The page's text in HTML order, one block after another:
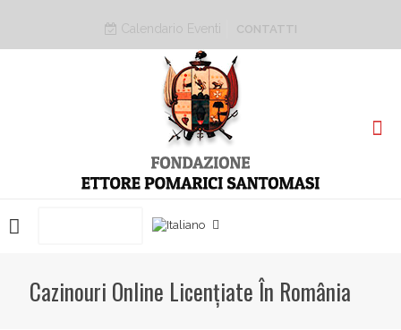
Calendario Eventi CONTATTI
Cazinouri Online Licențiate În România